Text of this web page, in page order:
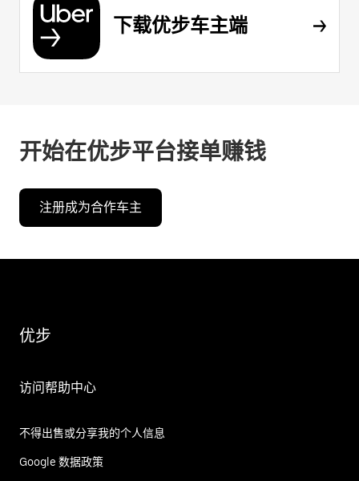
下载优步车主端
开始在优步平台接单赚钱
注册成为合作车主
优步
访问帮助中心
不得出售或分享我的个人信息
Google 数据政策